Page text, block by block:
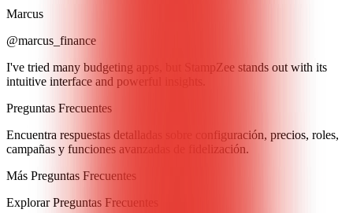
Marcus
@marcus_finance
I've tried many budgeting apps, but StampZee stands out with its
intuitive interface and powerful insights.
Preguntas Frecuentes
Encuentra respuestas detalladas sobre configuración, precios, roles,
campañas y funciones avanzadas de fidelización.
Más Preguntas Frecuentes
Explorar Preguntas Frecuentes